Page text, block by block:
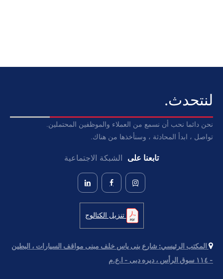
لنتحدث.
نحن دائما نحب أن نسمع من العملاء والموظفين المحتملين.
تواصل ، ابدأ المحادثة ، وسنأخذها من هناك.
تابعنا على الشبكة الاجتماعية
تنزيل الكتالوج
المكتب الرئيسي: شارع بنى ياس خلف مبنى مواقف السيارات ، البطين
- ١١٤ سوق الرأس ، دیره دبی - ا.ع.م